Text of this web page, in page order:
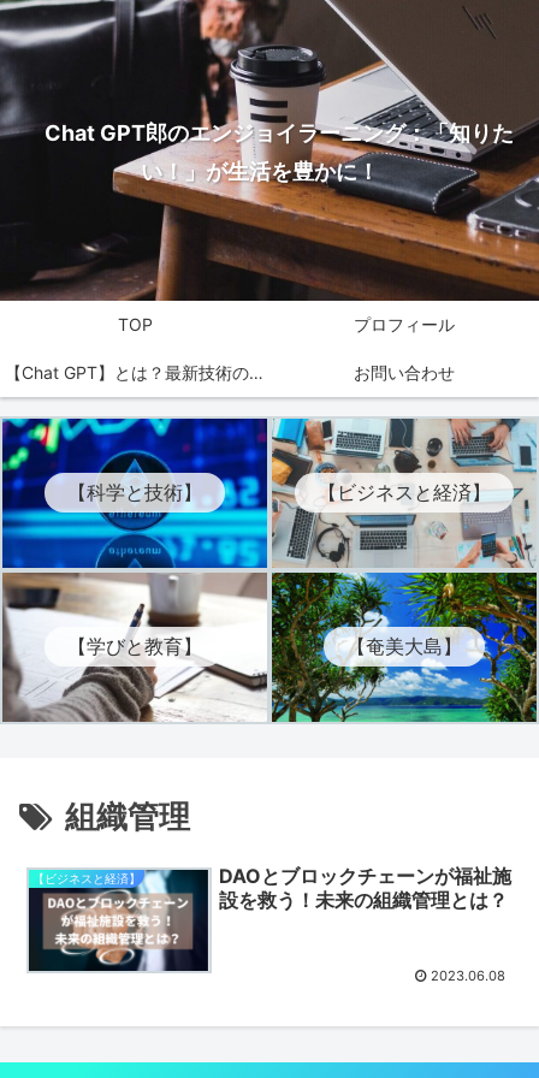
Chat GPT郎のエンジョイラーニング：「知りた
い！」が生活を豊かに！
TOP プロフィール
【Chat GPT】とは？最新技術の魅
力を解説！
お問い合わせ
【科学と技術】 【ビジネスと経済】
【学びと教育】 【奄美大島】
組織管理
【ビジネスと経済】
DAOとブロックチェーンが福祉施
設を救う！未来の組織管理とは？
2023.06.08